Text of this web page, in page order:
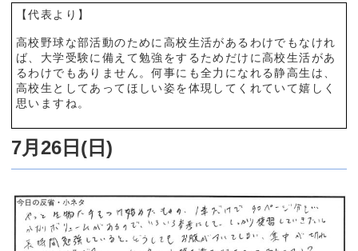
【代表より】
高校野球な部活動のために高校生活があるわけでもなけれ
ば、大学受験に備えて勉強をするためだけに高校生活があ
るわけでもありません。何事にも全力になれる静高生は、
高校生としてあってほしい姿を体現してくれていて嬉しく
思いますね。
7月26日(日)